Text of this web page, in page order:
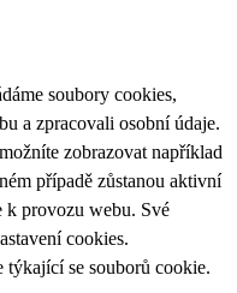
soubory cookies,
a zpracovali osobní údaje.
zobrazovat například
případě zůstanou aktivní
k provozu webu. Své
cookies.
týkající se souborů cookie.